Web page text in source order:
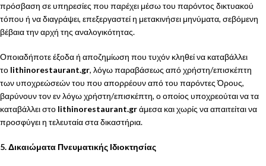
πρόσβαση σε υπηρεσίες που παρέχει μέσω του παρόντος δικτυακού
τόπου ή να διαγράψει, επεξεργαστεί η μετακινήσει μηνύματα, σεβόμενη
βέβαια την αρχή της αναλογικότητας.
Οποιαδήποτε έξοδα ή αποζημίωση που τυχόν κληθεί να καταβάλλει
το lithinorestaurant.gr, λόγω παραβάσεως από χρήστη/επισκέπτη
των υποχρεώσεών του που απορρέουν από του παρόντες Όρους,
βαρύνουν τον εν λόγω χρήστη/επισκέπτη, ο οποίος υποχρεούται να τα
καταβάλλει στο lithinorestaurant.grάμεσα και χωρίς να απαιτείται να
προσφύγει η τελευταία στα δικαστήρια.
5. Δικαιώματα Πνευματικής Ιδιοκτησίας